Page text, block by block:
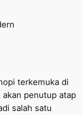
terkemuka di
akan penutup atap
salah satu